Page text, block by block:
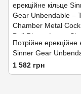
Потрійне ерекційне
Sinner Gear
Triad Chamber Metal
and Ball Ring –
1 582 грн